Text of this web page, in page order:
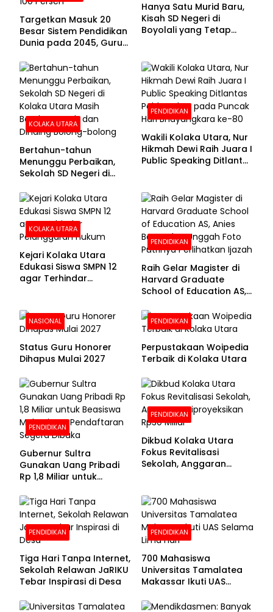
Targetkan Masuk 20
Besar Sistem Pendidikan
Dunia pada 2045, Guru
100 Persen
Hanya Satu Murid Baru,
Kisah SD Negeri di
Boyolali yang Tetap
KOLAKA UTARA
Bertahun-tahun
Menunggu Perbaikan,
Sekolah SD Negeri di
Beralas Tanah dan
Dinding Bolong-bolong
PENDIDIKAN
Wakili Kolaka Utara, Nur
Hikmah Dewi Raih Juara I
Public Speaking Ditlantas
Bhayangkara ke-80
KOLAKA UTARA
Kejari Kolaka Utara
Edukasi Siswa SMPN 12
agar Terhindar
PENDIDIKAN
Raih Gelar Magister di
Harvard Graduate
School of Education AS,
Foto Putrinya Perlihatkan
Ijazah
NASIONAL
Status Guru Honorer
Dihapus Mulai 2027
PENDIDIKAN
Perpustakaan Woipedia
Terbaik di Kolaka Utara
PENDIDIKAN
Gubernur Sultra
Gunakan Uang Pribadi
Rp 1,8 Miliar untuk
Pendaftaran Segera
Dibuka
PENDIDIKAN
Dikbud Kolaka Utara
Fokus Revitalisasi
Sekolah, Anggaran
PENDIDIKAN
Tiga Hari Tanpa Internet,
Sekolah Relawan JaRIKU
Tebar Inspirasi di Desa
PENDIDIKAN
700 Mahasiswa
Universitas Tamalatea
Makassar Ikuti UAS